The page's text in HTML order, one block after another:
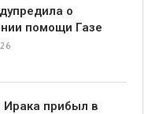
о
помощи Газе
Ирака прибыл в